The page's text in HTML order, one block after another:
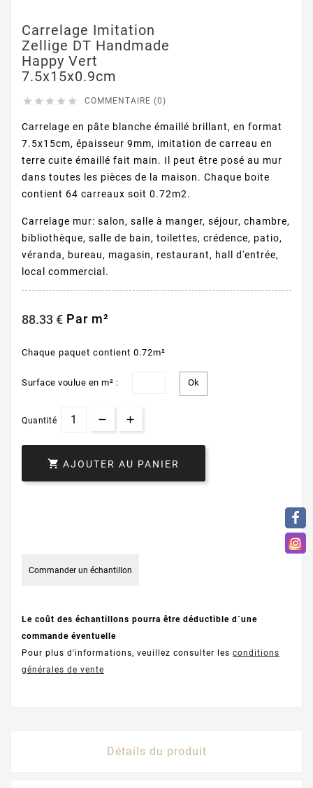
Carrelage Imitation
Zellige DT Handmade
Happy Vert
7.5x15x0.9cm
     COMMENTAIRE (0)
Carrelage en pâte blanche émaillé brillant, en format
7.5x15cm, épaisseur 9mm, imitation de carreau en
terre cuite émaillé fait main. Il peut être posé au mur
dans toutes les pièces de la maison. Chaque boite
contient 64 carreaux soit 0.72m2.
Carrelage mur: salon, salle à manger, séjour, chambre,
bibliothèque, salle de bain, toilettes, crédence, patio,
véranda, bureau, magasin, restaurant, hall d'entrée,
local commercial.
88.33 € Par m²
Chaque paquet contient 0.72m²
Surface voulue en m² :
Quantité
 AJOUTER AU PANIER
Commander un échantillon
Le coût des échantillons pourra être déductible d´une
commande éventuelle
Pour plus d'informations, veuillez consulter les conditions
générales de vente
Détails du produit